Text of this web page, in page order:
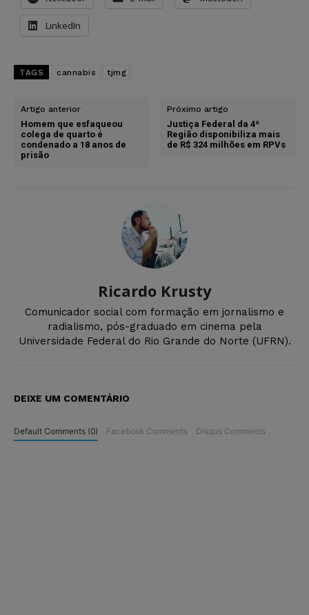
LinkedIn
TAGS cannabis tjmg
Artigo anterior
Homem que esfaqueou
colega de quarto é
condenado a 18 anos de
prisão
Próximo artigo
Justiça Federal da 4ª
Região disponibiliza mais
de R$ 324 milhões em RPVs
Ricardo Krusty
Comunicador social com formação em jornalismo e
radialismo, pós-graduado em cinema pela
Universidade Federal do Rio Grande do Norte (UFRN).
DEIXE UM COMENTÁRIO
Default Comments (0) Facebook Comments Disqus Comments